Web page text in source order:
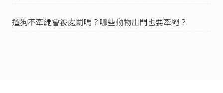
所設置許可（以下簡稱設置許可），應符合下列
遛狗不牽繩會被處罰嗎？哪些動物出門也要牽繩？